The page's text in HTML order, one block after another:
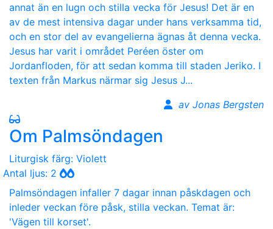
annat än en lugn och stilla vecka för Jesus! Det är en
av de mest intensiva dagar under hans verksamma tid,
och en stor del av evangelierna ägnas åt denna vecka.
Jesus har varit i området Peréen öster om
Jordanfloden, för att sedan komma till staden Jeriko. I
texten från Markus närmar sig Jesus J...
av Jonas Bergsten
Om Palmsöndagen
Liturgisk färg: Violett
Antal ljus: 2
Palmsöndagen infaller 7 dagar innan påskdagen och
inleder veckan före påsk, stilla veckan. Temat är:
'Vägen till korset'.